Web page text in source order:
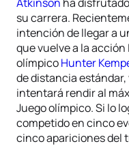
su carrera.
intención de llegar a
que vuelve a la
olímpicoHunter
de distancia
intentará rendir al
Juego olímpico. Si lo
competido en cinco
cinco apariciones del